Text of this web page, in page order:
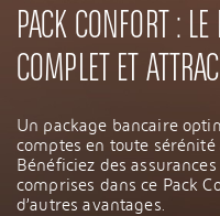
PACK CONFORT :
COMPLET ET
Un package bancaire
comptes en toute
Bénéficiez des
comprises dans ce Pack
d’autres avantages.